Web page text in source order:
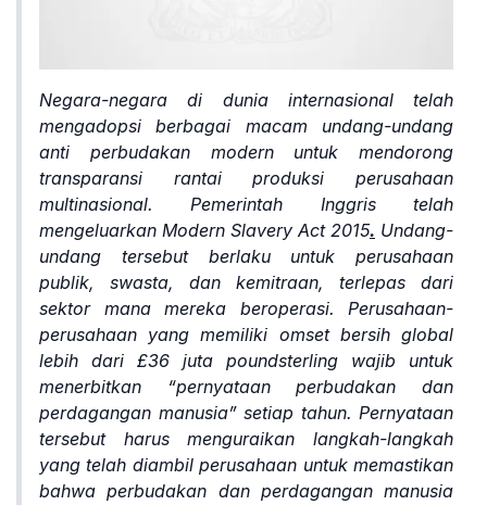
Negara-negara di dunia internasional telah
mengadopsi berbagai macam undang-undang
anti perbudakan modern untuk mendorong
transparansi rantai produksi perusahaan
multinasional. Pemerintah Inggris telah
mengeluarkan Modern Slavery Act 2015. Undang-
undang tersebut berlaku untuk perusahaan
publik, swasta, dan kemitraan, terlepas dari
sektor mana mereka beroperasi. Perusahaan-
perusahaan yang memiliki omset bersih global
lebih dari £36 juta poundsterling wajib untuk
menerbitkan “pernyataan perbudakan dan
perdagangan manusia” setiap tahun. Pernyataan
tersebut harus menguraikan langkah-langkah
yang telah diambil perusahaan untuk memastikan
bahwa perbudakan dan perdagangan manusia